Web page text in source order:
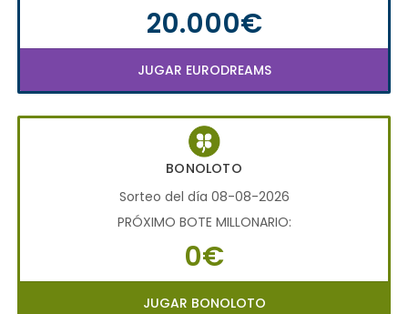
20.000€
JUGAR EURODREAMS
BONOLOTO
Sorteo del día 08-08-2026
PRÓXIMO BOTE MILLONARIO:
0€
JUGAR BONOLOTO